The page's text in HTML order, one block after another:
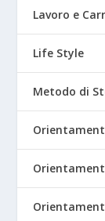
Lavoro e
Life Style
Metodo di